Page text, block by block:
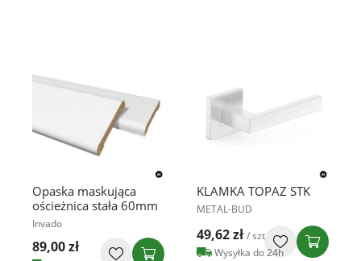
Opaska maskująca
ościeżnica stała 60mm
Invado
89,00 zł
KLAMKA TOPAZ STK
METAL-BUD
49,62 zł / szt
Wysyłka do 24h